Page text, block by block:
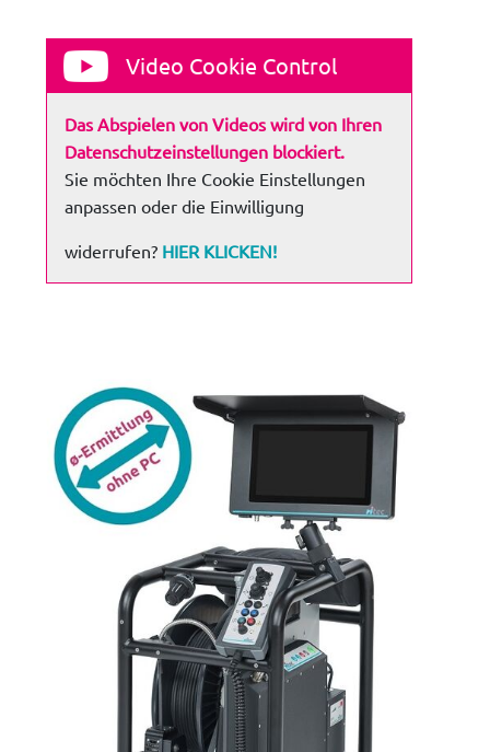
Video Cookie Control
Das Abspielen von Videos wird von Ihren
Datenschutzeinstellungen blockiert.
Sie möchten Ihre Cookie Einstellungen
anpassen oder die Einwilligung
widerrufen? HIER KLICKEN!